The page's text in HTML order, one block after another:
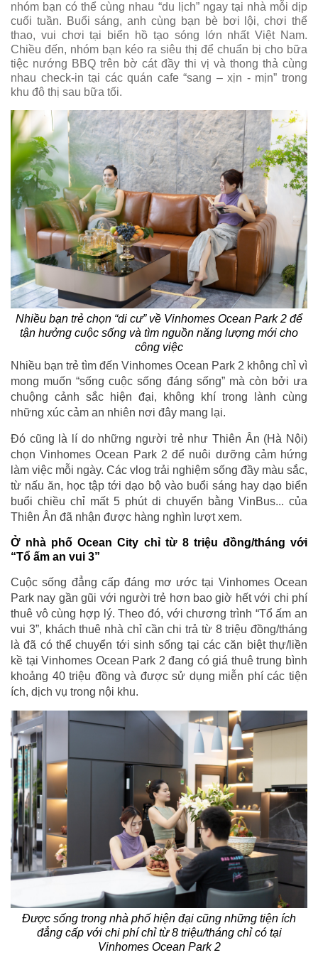
nhóm bạn có thể cùng nhau “du lịch” ngay tại nhà mỗi dịp
cuối tuần. Buổi sáng, anh cùng bạn bè bơi lội, chơi thể
thao, vui chơi tại biển hồ tạo sóng lớn nhất Việt Nam.
Chiều đến, nhóm bạn kéo ra siêu thị để chuẩn bị cho bữa
tiệc nướng BBQ trên bờ cát đầy thi vị và thong thả cùng
nhau check-in tại các quán cafe “sang – xịn - mịn” trong
khu đô thị sau bữa tối.
Nhiều bạn trẻ chọn “di cư” về Vinhomes Ocean Park 2 để
tận hưởng cuộc sống và tìm nguồn năng lượng mới cho
công việc
Nhiều bạn trẻ tìm đến Vinhomes Ocean Park 2 không chỉ vì
mong muốn “sống cuộc sống đáng sống” mà còn bởi ưa
chuộng cảnh sắc hiện đại, không khí trong lành cùng
những xúc cảm an nhiên nơi đây mang lại.
Đó cũng là lí do những người trẻ như Thiên Ân (Hà Nội)
chọn Vinhomes Ocean Park 2 để nuôi dưỡng cảm hứng
làm việc mỗi ngày. Các vlog trải nghiệm sống đầy màu sắc,
từ nấu ăn, học tập tới dạo bộ vào buổi sáng hay dạo biển
buổi chiều chỉ mất 5 phút di chuyển bằng VinBus... của
Thiên Ân đã nhận được hàng nghìn lượt xem.
Ở nhà phố Ocean City chỉ từ 8 triệu đồng/tháng với
“Tổ ấm an vui 3”
Cuộc sống đẳng cấp đáng mơ ước tại Vinhomes Ocean
Park nay gần gũi với người trẻ hơn bao giờ hết với chi phí
thuê vô cùng hợp lý. Theo đó, với chương trình “Tổ ấm an
vui 3”, khách thuê nhà chỉ cần chi trả từ 8 triệu đồng/tháng
là đã có thể chuyển tới sinh sống tại các căn biệt thự/liền
kề tại Vinhomes Ocean Park 2 đang có giá thuê trung bình
khoảng 40 triệu đồng và được sử dụng miễn phí các tiện
ích, dịch vụ trong nội khu.
Được sống trong nhà phố hiện đại cũng những tiện ích
đẳng cấp với chi phí chỉ từ 8 triệu/tháng chỉ có tại
Vinhomes Ocean Park 2